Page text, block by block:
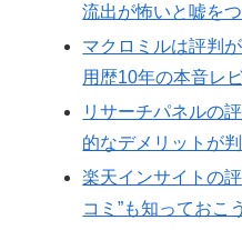
流出が怖いと嘘を
マクロミルは評判
用歴10年の本音レ
リサーチパネルの
的なデメリットが判
楽天インサイトの
コミ”も知っておこう